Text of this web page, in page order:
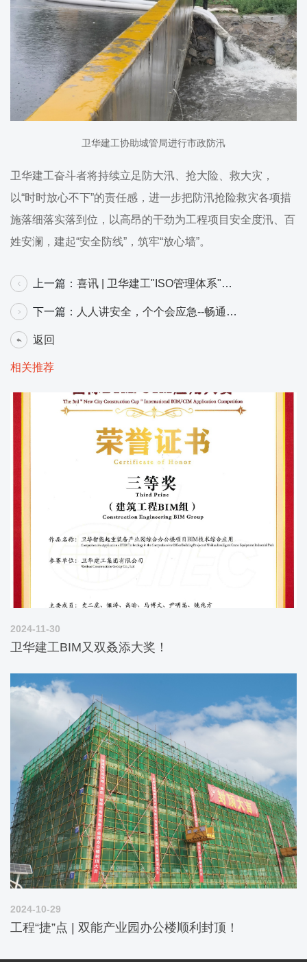
卫华建工协助城管局进行市政防汛
卫华建工奋斗者将持续立足防大汛、抢大险、救大灾，
以“时时放心不下”的责任感，进一步把防汛抢险救灾各项措
施落细落实落到位，以高昂的干劲为工程项目安全度汛、百
姓安澜，建起“安全防线”，筑牢“放心墙”。
上一篇： 喜讯 | 卫华建工"ISO管理体系"换
下一篇：
人人讲安全，个个会应急--畅通生
返回
相关推荐
2024-11-30
卫华建工BIM又双叒添大奖！
2024-10-29
工程“捷”点 | 双能产业园办公楼顺利封顶！